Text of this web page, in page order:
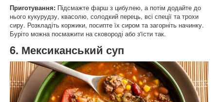
Приготування: Підсмажте фарш з цибулею, а потім додайте до
нього кукурудзу, квасолю, солодкий перець, всі спеції та трохи
сиру. Розкладіть коржики, посипте їх сиром та загорніть начинку.
Буріто можна посмажити на сковороді або з'їсти так.
6. Мексиканський суп